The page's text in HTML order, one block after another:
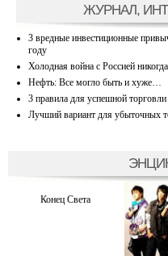
ЖУРНАЛ,
3 вредные инвестиционные
году
Холодная война с Россией
Нефть: Все могло быть и хуже…
3 правила для успешной
Лучший вариант для убыточных
Конец Света